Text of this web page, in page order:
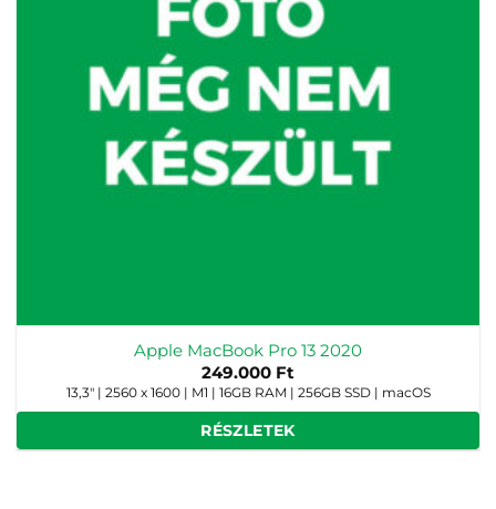
Apple MacBook Pro 13 2020
249.000 Ft
13,3" | 2560 x 1600 | M1 | 16GB RAM | 256GB SSD | macOS
RÉSZLETEK